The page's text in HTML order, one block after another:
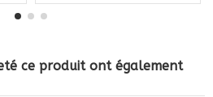
ce produit ont également